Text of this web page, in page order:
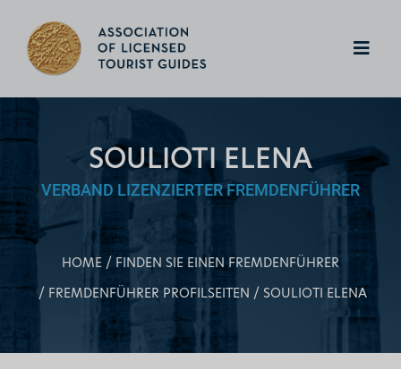
SOULIOTI ELENA
VERBAND LIZENZIERTER FREMDENFÜHRER
HOME
FINDEN SIE EINEN FREMDENFÜHRER
FREMDENFÜHRER PROFILSEITEN
SOULIOTI ELENA